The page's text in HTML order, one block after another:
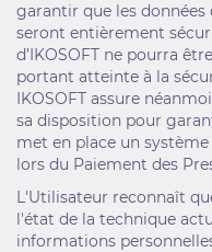
garantir que les
seront entièrement
d’IKOSOFT ne pourra
portant atteinte à la
IKOSOFT assure
sa disposition pour
met en place un
lors du Paiement des
L'Utilisateur reconnaît
l'état de la technique
informations